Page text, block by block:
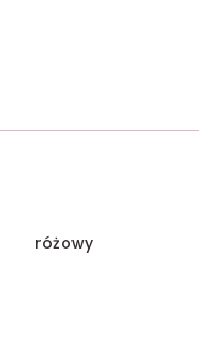
różowy